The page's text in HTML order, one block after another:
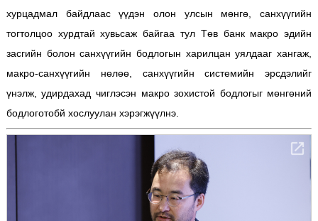
хурцадмал байдлаас үүдэн олон улсын мөнгө, санхүүгийн
тогтолцоо хурдтай хувьсаж байгаа тул Төв банк макро эдийн
засгийн болон санхүүгийн бодлогын харилцан уялдааг хангаж,
макро-санхүүгийн нөлөө, санхүүгийн системийн эрсдэлийг
үнэлж, удирдахад чиглэсэн макро зохистой бодлогыг мөнгөний
бодлоготобй хослуулан хэрэгжүүлнэ.